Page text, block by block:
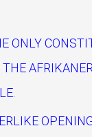
ONLY